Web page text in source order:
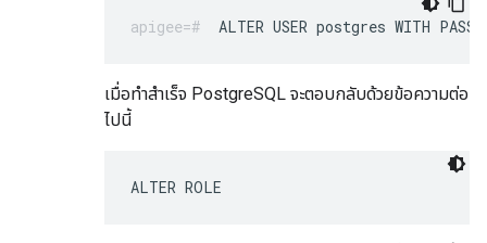
ALTER USER postgres WITH
เมื่อทำสำเร็จ PostgreSQL จะตอบกลับด้วยข้อความต่อ
ไปนี้
ALTER ROLE